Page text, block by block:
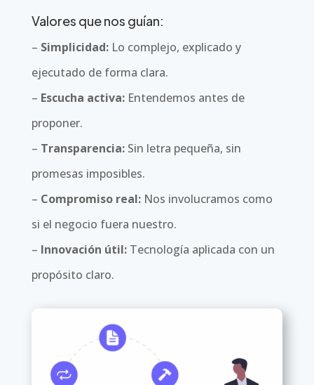
Valores que nos guían:
– Simplicidad:Lo complejo, explicado y
ejecutado de forma clara.
– Escucha activa:Entendemos antes de
proponer.
– Transparencia:Sin letra pequeña, sin
promesas imposibles.
– Compromiso real:Nos involucramos como
si el negocio fuera nuestro.
– Innovación útil:Tecnología aplicada con un
propósito claro.